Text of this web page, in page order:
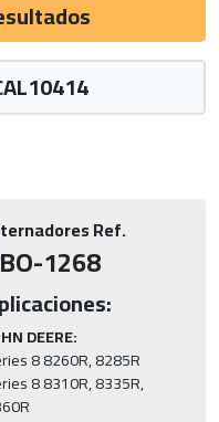
Ref.
1268
DEERE:
8 8260R, 8285R
8 8310R, 8335R,